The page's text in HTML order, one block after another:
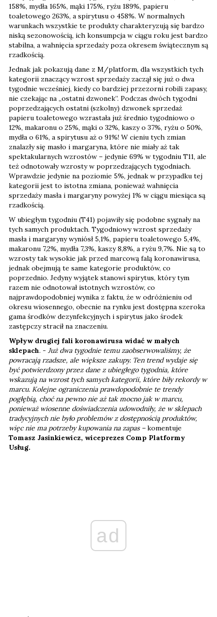
158%, mydła 165%, mąki 175%, ryżu 189%, papieru
toaletowego 263%, a spirytusu o 458%. W normalnych
warunkach wszystkie te produkty charakteryzują się bardzo
niską sezonowością, ich konsumpcja w ciągu roku jest bardzo
stabilna, a wahnięcia sprzedaży poza okresem świątecznym są
rzadkością.
Jednak jak pokazują dane z M/platform, dla wszystkich tych
kategorii znaczący wzrost sprzedaży zaczął się już o dwa
tygodnie wcześniej, kiedy co bardziej przezorni robili zapasy,
nie czekając na „ostatni dzwonek”. Podczas dwóch tygodni
poprzedzających ostatni (szkolny) dzwonek sprzedaż
papieru toaletowego wzrastała już średnio tygodniowo o
12%, makaronu o 25%, mąki o 32%, kaszy o 37%, ryżu o 50%,
mydła o 61%, a spirytusu aż o 91%! W cieniu tych zmian
znalazły się masło i margaryna, które nie miały aż tak
spektakularnych wzrostów – jedynie 69% w tygodniu T11, ale
też odnotowały wzrosty w poprzedzających tygodniach.
Wprawdzie jedynie na poziomie 5%, jednak w przypadku tej
kategorii jest to istotna zmiana, ponieważ wahnięcia
sprzedaży masła i margaryny powyżej 1% w ciągu miesiąca są
rzadkością.
W ubiegłym tygodniu (T41) pojawiły się podobne sygnały na
tych samych produktach. Tygodniowy wzrost sprzedaży
masła i margaryny wyniósł 5,1%, papieru toaletowego 5,4%,
makaronu 7,2%, mydła 7,3%, kaszy 8,8%, a ryżu 9,7%. Nie są to
wzrosty tak wysokie jak przed marcową falą koronawirusa,
jednak obejmują te same kategorie produktów, co
poprzednio. Jedyny wyjątek stanowi spirytus, który tym
razem nie odnotował istotnych wzrostów, co
najprawdopodobniej wynika z faktu, że w odróżnieniu od
okresu wiosennego, obecnie na rynku jest dostępna szeroka
gama środków dezynfekcyjnych i spirytus jako środek
zastępczy stracił na znaczeniu.
Wpływ drugiej fali koronawirusa widać w małych
sklepach. - Już dwa tygodnie temu zaobserwowaliśmy, że
powracają rzadsze, ale większe zakupy. Ten trend wydaje się
być potwierdzony przez dane z ubiegłego tygodnia, które
wskazują na wzrost tych samych kategorii, które biły rekordy w
marcu. Kolejne ograniczenia prawdopodobnie te trendy
pogłębią, choć na pewno nie aż tak mocno jak w marcu,
ponieważ wiosenne doświadczenia udowodniły, że w sklepach
tradycyjnych nie było problemów z dostępnością produktów,
więc nie ma potrzeby kupowania na zapas –komentuje
Tomasz Jasinkiewicz, wiceprezes Comp Platformy
Usług.
ad